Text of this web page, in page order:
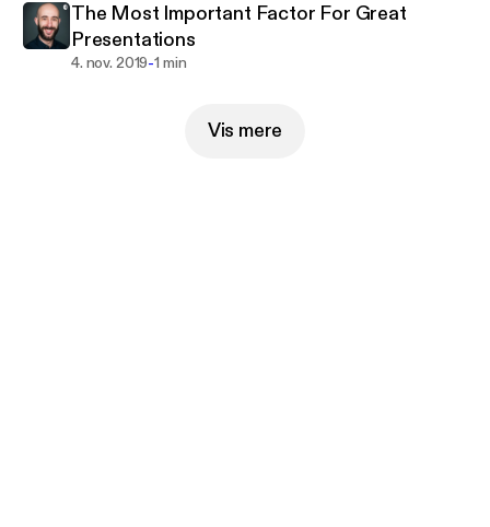
The Most Important Factor For Great
Presentations
4. nov. 2019-1 min
Vis mere